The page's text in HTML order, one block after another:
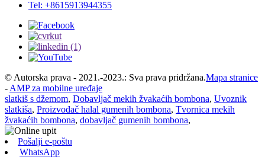
Tel: +8615913944355
© Autorska prava - 2021.-2023.: Sva prava pridržana.Mapa stranice
- AMP za mobilne uređaje
slatkiš s džemom, Dobavljač mekih žvakaćih bombona, Uvoznik
slatkiša, Proizvođač halal gumenih bombona, Tvornica mekih
žvakaćih bombona, dobavljač gumenih bombona,
Pošalji e-poštu
WhatsApp